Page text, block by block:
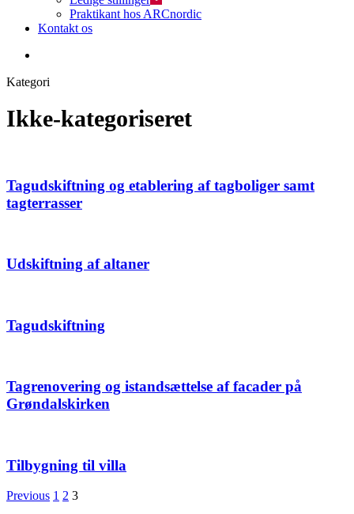
Praktikant hos ARCnordic
Kontakt os
Kategori
Ikke-kategoriseret
Tagudskiftning og etablering af tagboliger samt
tagterrasser
Udskiftning af altaner
Tagudskiftning
Tagrenovering og istandsættelse af facader på
Grøndalskirken
Tilbygning til villa
Previous 1 2 3